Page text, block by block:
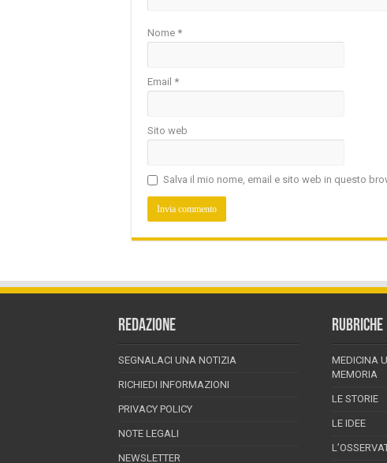
Nome *
Email *
Sito web
Salva il mio nome, email e sito web in questo
REDAZIONE
SEGNALACI UNA NOTIZIA
RICHIEDI INFORMAZIONI
PRIVACY POLICY
NOTE LEGALI
NEWSLETTER
RUBRICHE
MEDICINA
MEMORIA
LE STORIE
LE IDEE